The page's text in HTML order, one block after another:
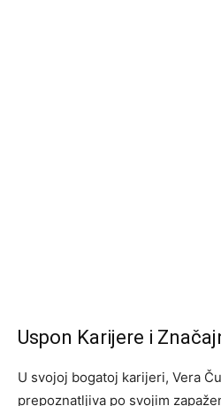
Uspon Karijere i
U svojoj bogatoj karijeri, Vera
prepoznatljiva po svojim